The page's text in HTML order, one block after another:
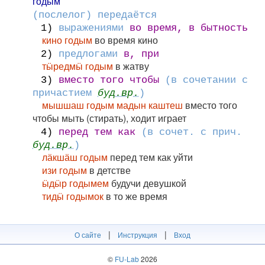
(послелог) передаётся
1)
выражениями во время, в бытность
кино годым во время кино
2) предлогами в, при
тӹредмӹ годым в жатву
3) вместо того чтобы
(в сочетании с
причастием буд.вр. )
мышшаш годым мадын каштеш вместо того
чтобы мыть (стирать), ходит играет
4) перед тем как
(в сочет. с прич.
буд.вр. )
лӓкшӓш годым перед тем как уйти
изи годым в детстве
ӹдӹр годымем будучи девушкой
тидӹ годымок в то же время
О сайте | Инструкция | Вход
© FU-Lab2026